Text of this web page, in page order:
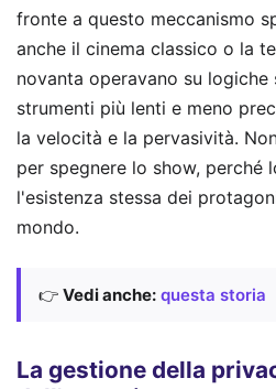
fronte a questo meccanismo
anche il cinema classico o la
novanta operavano su logiche
strumenti più lenti e meno
la velocità e la pervasività.
per spegnere lo show, perché
l'esistenza stessa dei
mondo.
👉 Vedi anche: questa storia
La gestione della